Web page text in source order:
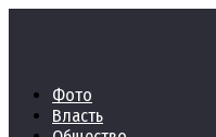
Фото
Власть